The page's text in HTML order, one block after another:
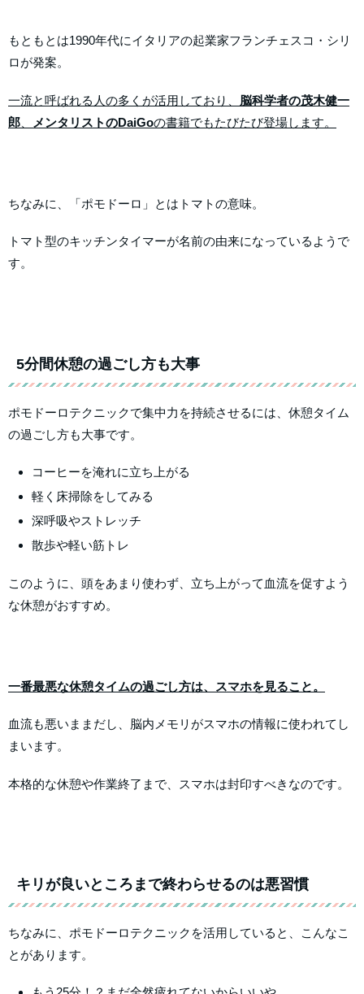
もともとは1990年代にイタリアの起業家フランチェスコ・シリ
ロが発案。
一流と呼ばれる人の多くが活用しており、 脳科学者の茂木健一
郎
メンタリストのDaiGoの書籍でもたびたび登場します。
ちなみに、「ポモドーロ」とはトマトの意味。
トマト型のキッチンタイマーが名前の由来になっているようで
す。
5分間休憩の過ごし方も大事
ポモドーロテクニックで集中力を持続させるには、休憩タイム
の過ごし方も大事です。
コーヒーを淹れに立ち上がる
軽く床掃除をしてみる
深呼吸やストレッチ
散歩や軽い筋トレ
このように、頭をあまり使わず、立ち上がって血流を促すよう
な休憩がおすすめ。
一番最悪な休憩タイムの過ごし方は、スマホを見ること。
血流も悪いままだし、脳内メモリがスマホの情報に使われてし
まいます。
本格的な休憩や作業終了まで、スマホは封印すべきなのです。
キリが良いところまで終わらせるのは悪習慣
ちなみに、ポモドーロテクニックを活用していると、こんなこ
とがあります。